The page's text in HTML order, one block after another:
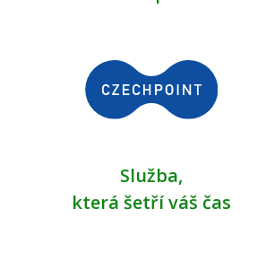
Služba,
která šetří váš čas